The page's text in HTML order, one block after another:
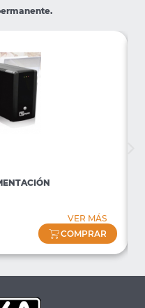
VER MÁS
COMPRAR